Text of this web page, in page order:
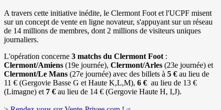
A travers cette initiative inédite, le Clermont Foot et l'UCPF misent
sur un concept de vente en ligne novateur, s'appuyant sur un réseau
de 14 millions de membres, dont 2 millions de visiteurs uniques
journaliers.
L'opération concerne 3 matchs du Clermont Foot :
Clermont/Amiens (19e journée), Clermont/Arles (23e journée) et
Clermont/Le Mans (27e journée) avec des billets à 5 € au lieu de
11 € (Gergovie Basse G et Haute K,L,M), 6 € au lieu de 13 €
(Limagne) et 7 € au lieu de 14 € (Gergovie Haute H, I,J).